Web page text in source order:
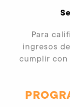
Para
ingresos
cumplir